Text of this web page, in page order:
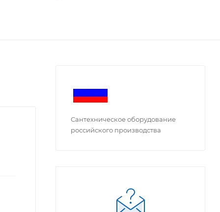
Сантехническое оборудование
российского производства